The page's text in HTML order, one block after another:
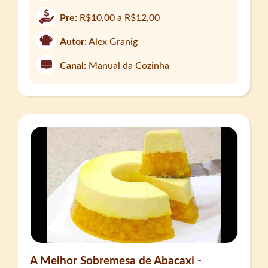
Pre: R$10,00 a R$12,00
Autor:Alex Granig
Canal: Manual da Cozinha
A Melhor Sobremesa de Abacaxi -